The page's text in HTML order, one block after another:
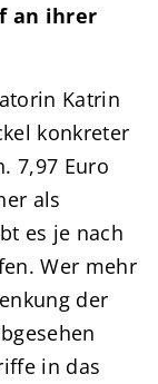
an ihrer
Katrin
konkreter
7,97 Euro
als
es je nach
Wer mehr
der
in das